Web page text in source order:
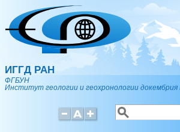
Перейти к основному содержанию
ИГГД РАН
ФГБУН
Институт геологии и геохронологии
Форма
Поиск